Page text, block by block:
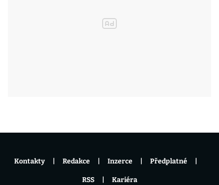
Kontakty Redakce Inzerce Předplatné
RSS Kariéra